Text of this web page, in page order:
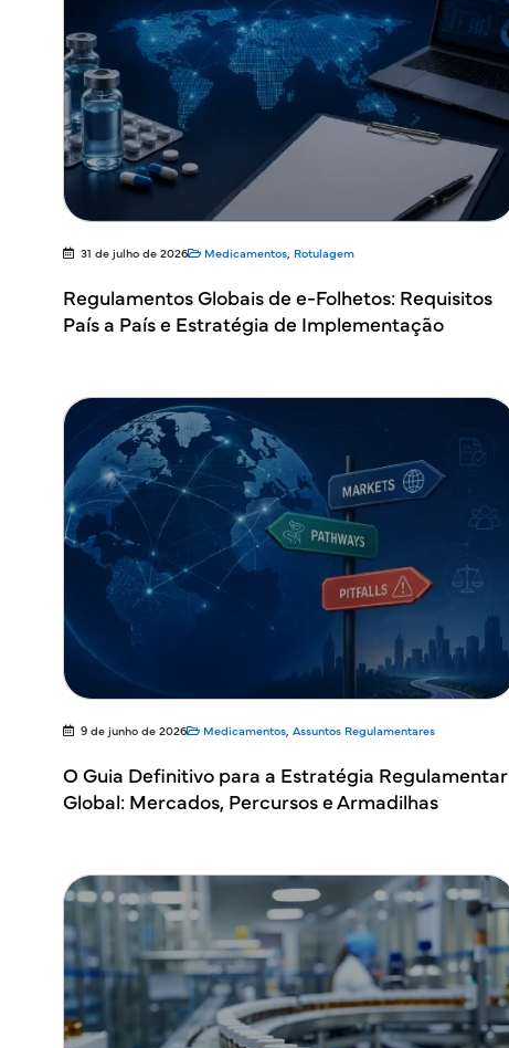
31 de julho de 2026 Medicamentos, Rotulagem
Regulamentos Globais de e-Folhetos: Requisitos
País a País e Estratégia de Implementação
9 de junho de 2026 Medicamentos, Assuntos Regulamentares
O Guia Definitivo para a Estratégia Regulamentar
Global: Mercados, Percursos e Armadilhas